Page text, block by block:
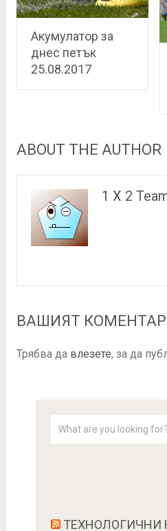
Акумулатор за
днес петък
25.08.2017
ABOUT THE AUTHOR
1 X 2
ВАШИЯТ КОМЕНТАР
Трябва да влезете, за да
ТЕХНОЛОГИЧНИ